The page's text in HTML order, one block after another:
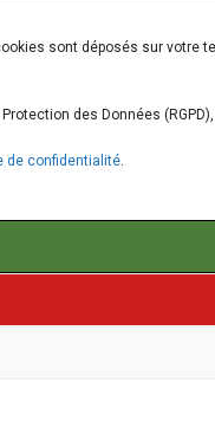
sont déposés sur votre
des Données
de confidentialité.